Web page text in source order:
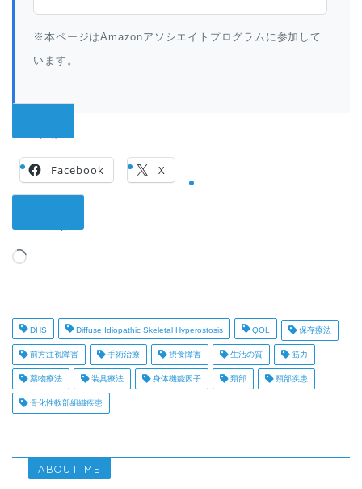
※本ページはAmazonアソシエイトプログラムに参加して
います。
Facebook X
読
中…
DHS Diffuse Idiopathic Skeletal Hyperostosis QOL 保存療法
前方注視障害 手術治療 摂食障害 生活の質 筋力
薬物療法 装具療法 身体機能因子 頚部 頸部疾患
骨化性軟部組織疾患
ABOUT ME